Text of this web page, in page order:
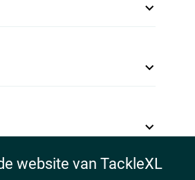
website van TackleXL